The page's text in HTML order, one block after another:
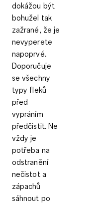
dokážou být
bohužel tak
zažrané, že je
nevyperete
napoprvé.
Doporučuje
se všechny
typy fleků
před
vypráním
předčistit. Ne
vždy je
potřeba na
odstranění
nečistot a
zápachů
sáhnout po